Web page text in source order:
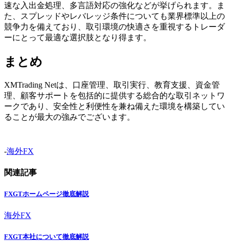
速な入出金処理、多言語対応の強化などが挙げられます。ま
た、スプレッドやレバレッジ条件についても業界標準以上の
競争力を備えており、取引環境の快適さを重視するトレーダ
ーにとって最適な選択肢となり得ます。
まとめ
XMTrading Netは、口座管理、取引実行、教育支援、資金管
理、顧客サポートを包括的に提供する総合的な取引ネットワ
ークであり、安全性と利便性を兼ね備えた環境を構築してい
ることが最大の強みでございます。
-海外FX
関連記事
FXGTホームページ徹底解説
海外FX
FXGT本社について徹底解説